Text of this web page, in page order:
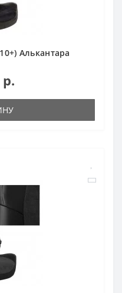
Алькантара